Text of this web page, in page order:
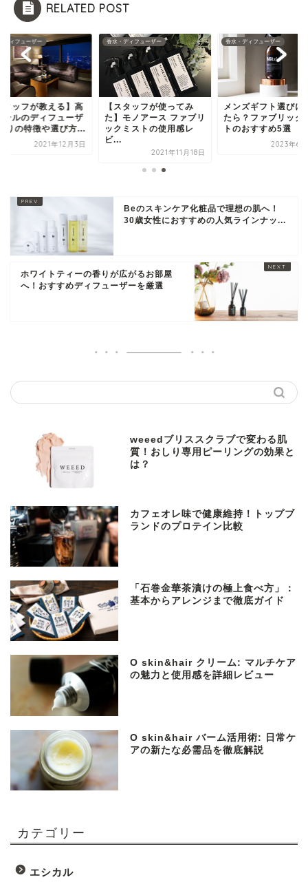
RELATED POST
ディフューザー
タッフが教える】高
テルのディフューザ
りの特徴や選び方...
2021年12月3日
香水・ディフューザー
【スタッフが使ってみ
た】モノアース ファブリ
ックミストの使用感レ
ビ...
2021年11月18日
香水・ディフューザー
メンズギフト選びに
たら？ファブリック
トのおすすめ5選
2023年6
Beのスキンケア化粧品で理想の肌へ！
30歳女性におすすめの人気ラインナッ...
ホワイトティーの香りが広がるお部屋
へ！おすすめディフューザーを厳選
weeedブリススクラブで変わる肌
質！おしり専用ピーリングの効果と
は？
カフェオレ味で健康維持！トップブ
ランドのプロテイン比較
「石巻金華茶漬けの極上食べ方」：
基本からアレンジまで徹底ガイド
O skin&hair クリーム: マルチケア
の魅力と使用感を詳細レビュー
O skin&hair バーム活用術: 日常ケ
アの新たな必需品を徹底解説
カテゴリー
エシカル